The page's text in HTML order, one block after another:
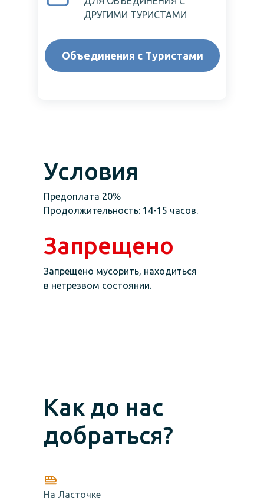
ДРУГИМИ ТУРИСТАМИ
Объединения с Туристами
Условия
Запрещено
Запрещено мусорить, находиться
в нетрезвом состоянии.
Предоплата 20%
Продолжительность: 14-15 часов.
Как до нас
добраться?
На Ласточке